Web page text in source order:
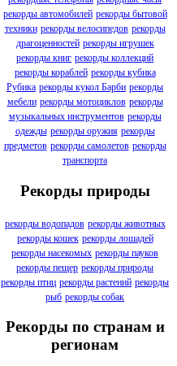
рекорды автомобилей рекорды бытовой
техники рекорды велосипедов рекорды
драгоценностей рекорды игрушек
рекорды книг рекорды коллекций
рекорды кораблей рекорды кубика
Рубика рекорды кукол Барби рекорды
мебели рекорды мотоциклов рекорды
музыкальных инструментов рекорды
одежды рекорды оружия рекорды
предметов рекорды самолетов рекорды
транспорта
Рекорды природы
рекорды водопадов рекорды животных
рекорды кошек рекорды лошадей
рекорды насекомых рекорды пауков
рекорды пещер рекорды природы
рекорды птиц рекорды растений рекорды
рыб рекорды собак
Рекорды по странам и
регионам